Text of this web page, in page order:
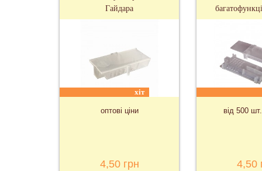
Гайдара
хіт
оптові ціни
4,50 грн
від 500
4,50